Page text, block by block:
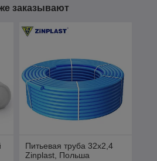
заказывают
Питьевая труба 32х2,4
Zinplast, Польша